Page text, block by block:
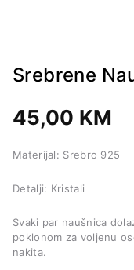
Srebrene
45,00 KM
Materijal: Srebro 925
Detalji: Kristali
Svaki par naušnica
poklonom za voljenu
nakita.